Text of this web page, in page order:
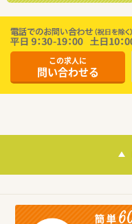
この求人に
問い合わせる